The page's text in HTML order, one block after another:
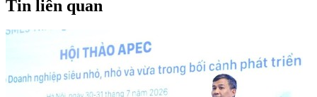
Tin liên quan